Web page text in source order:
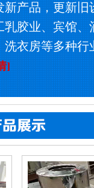
产品，更新旧
胶业、宾馆、
衣房等多种行
]